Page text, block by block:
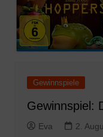
Gewinnspiele
Gewinnspiel:
Eva 2.